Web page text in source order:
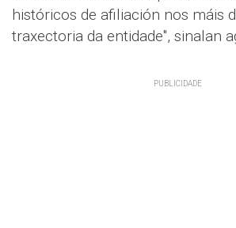
históricos de afiliación nos máis
traxectoria da entidade", sinalan